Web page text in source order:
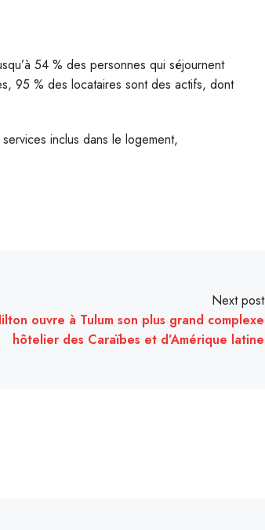
54 % des personnes qui séjournent
95 % des locataires sont des actifs, dont
inclus dans le logement,
Next post
ouvre à Tulum son plus grand complexe
hôtelier des Caraïbes et d’Amérique latine